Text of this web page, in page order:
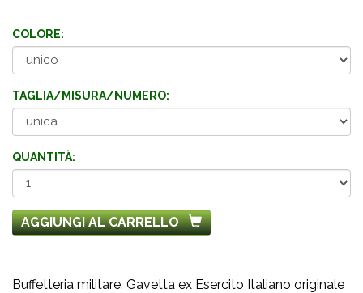
COLORE:
TAGLIA/MISURA/NUMERO:
QUANTITÀ:
AGGIUNGI AL CARRELLO
Buffetteria militare. Gavetta ex Esercito Italiano originale